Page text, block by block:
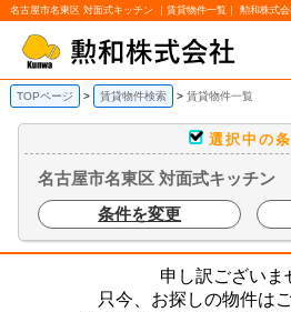
名古屋市名東区 対面式キッチン ｜賃貸物件一覧｜ 勲和株式
TOPページ 賃貸物件検索 賃貸物件一覧
選択中の
名古屋市名東区 対面式キッチン
条件を変更
申し訳ございま
只今、お探しの物件は